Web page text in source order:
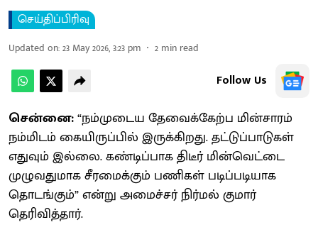
செய்திப்பிரிவு
Updated on:23 May 2026, 3:23 pm 2 min read
Follow Us
சென்னை:“நம்முடைய தேவைக்கேற்ப மின்சாரம்
நம்மிடம் கையிருப்பில் இருக்கிறது. தட்டுப்பாடுகள்
எதுவும் இல்லை. கண்டிப்பாக திடீர் மின்வெட்டை
முழுவதுமாக சீரமைக்கும் பணிகள் படிப்படியாக
தொடங்கும்” என்று அமைச்சர் நிர்மல் குமார்
தெரிவித்தார்.